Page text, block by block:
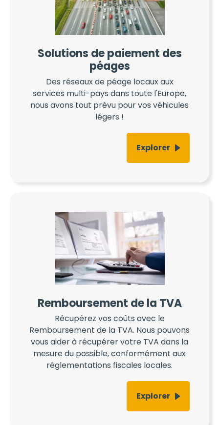
Solutions de paiement des
péages
Des réseaux de péage locaux aux
services multi-pays dans toute l'Europe,
nous avons tout prévu pour vos véhicules
légers !
Explorer
Remboursement de la TVA
Récupérez vos coûts avec le
Remboursement de la TVA. Nous pouvons
vous aider à récupérer votre TVA dans la
mesure du possible, conformément aux
réglementations fiscales locales.
Explorer